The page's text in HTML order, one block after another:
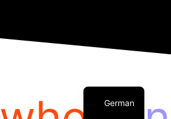
German